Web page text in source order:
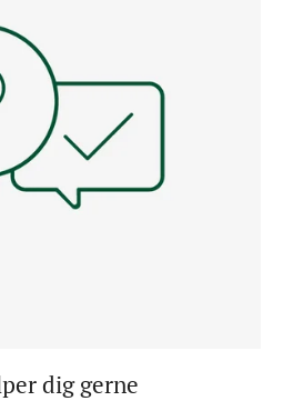
dig gerne